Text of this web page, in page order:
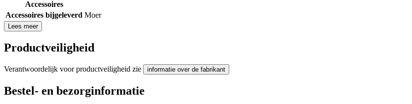
Accessoires
Accessoires bijgeleverd Moer
Lees meer
Productveiligheid
Verantwoordelijk voor productveiligheid zie informatie over de fabrikant
Bestel- en bezorginformatie